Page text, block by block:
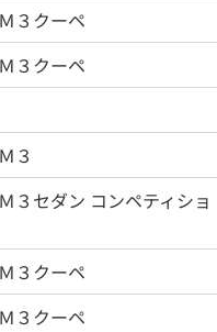
Ｍ３クーペ
Ｍ３クーペ
Ｍ３
Ｍ３セダン コンペティショ
Ｍ３クーペ
Ｍ３クーペ